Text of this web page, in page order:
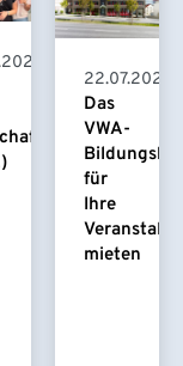
22.07.2026
Das
VWA-
für
Ihre
mieten